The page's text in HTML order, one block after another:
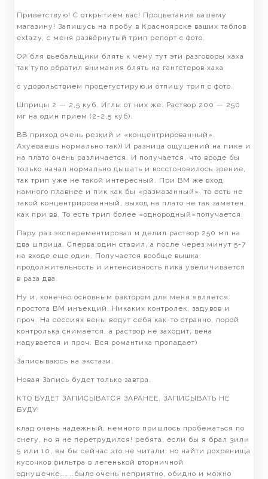
Приветствую! С открытием вас! Процветания вашему
магазину! Запишусь на пробу в Красноярске ваших таблов
extazy, с меня развёрнутый трип репорт с фото.
Ой бля вьебальщики блять к чему тут эти разговоры хаха
так тупо обратил внимания блять на гангстеров хаха
с удовольствием продегустирую,и отпишу трип с фото.
Шприцы 2 — 2,5 куб. Иглы от них же. Раствор 200 — 250
мг на один прием (2-2,5 куб).
ВВ приход очень резкий и «концентрированный».
Ахуеваешь нормально так)) И разница ощущений на пике и
на плато очень различается. И получается, что вроде бы
только начал нормально дышать и восстоновилось зрение,
так трип уже не такой интересный. При ВМ же вход
намного плавнее и пик как бы «размазанный», то есть не
такой концентрированный, выход на плато не так заметен,
как при вв. То есть трип более «однородный»получается.
Пару раз эксперементировал и делил раствор 250 мл на
два шприца. Сперва один ставил, а после через минут 5-7
на входе еще один. Получается вообще вышка:
продолжительность и интенсивность пика увеличивается
в раза два.
Ну и, конечно основным фактором для меня является
простота ВМ инъекций. Никаких контролек, задувов и
проч. На сессиях вены ведут себя как-то странно, порой
контролька снимается, а раствор не заходит, вена
надувается и проч. Вся романтика пропадает)
Записываюсь на экстази.
Новая Запись будет только завтра.
КТО БУДЕТ ЗАПИСЫВАТСЯ ЗАРАНЕЕ, ЗАПИСЫВАТЬ НЕ
БУДУ!
клад очень надежный, немного пришлось пробежаться по
снегу, но я не перетрудился! ребята, если бы я брал 3или
5 или 10, вы бы сейчас это не читали. но найти дохренища
кусочков фильтра в легенькой вторничной
однушечке……..было очень неприятно, обидно и можно